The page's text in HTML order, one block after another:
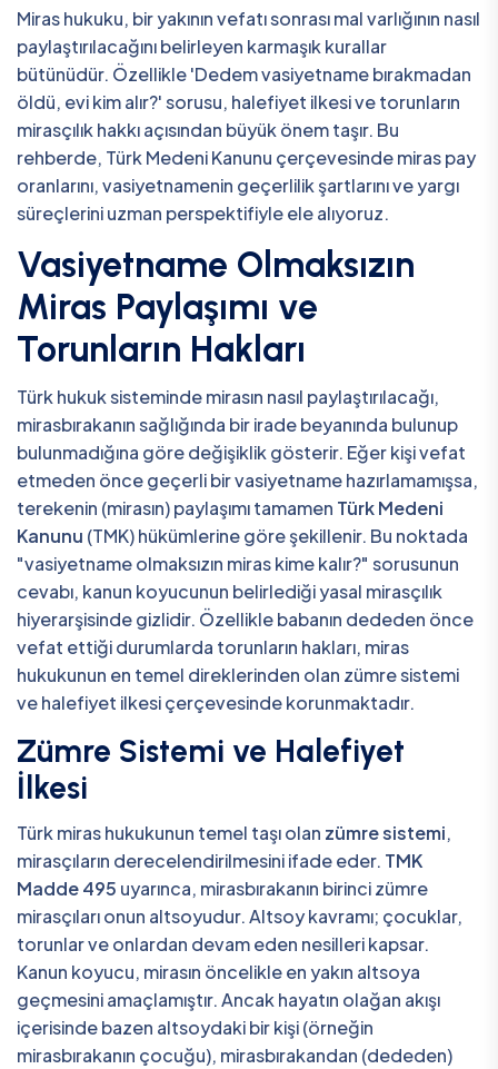
Miras hukuku, bir yakının vefatı sonrası mal varlığının nasıl
paylaştırılacağını belirleyen karmaşık kurallar
bütünüdür. Özellikle 'Dedem vasiyetname bırakmadan
öldü, evi kim alır?' sorusu, halefiyet ilkesi ve torunların
mirasçılık hakkı açısından büyük önem taşır. Bu
rehberde, Türk Medeni Kanunu çerçevesinde miras pay
oranlarını, vasiyetnamenin geçerlilik şartlarını ve yargı
süreçlerini uzman perspektifiyle ele alıyoruz.
Vasiyetname Olmaksızın
Miras Paylaşımı ve
Torunların Hakları
Türk hukuk sisteminde mirasın nasıl paylaştırılacağı,
mirasbırakanın sağlığında bir irade beyanında bulunup
bulunmadığına göre değişiklik gösterir. Eğer kişi vefat
etmeden önce geçerli bir vasiyetname hazırlamamışsa,
terekenin (mirasın) paylaşımı tamamen Türk Medeni
Kanunu (TMK) hükümlerine göre şekillenir. Bu noktada
"vasiyetname olmaksızın miras kime kalır?" sorusunun
cevabı, kanun koyucunun belirlediği yasal mirasçılık
hiyerarşisinde gizlidir. Özellikle babanın dededen önce
vefat ettiği durumlarda torunların hakları, miras
hukukunun en temel direklerinden olan zümre sistemi
ve halefiyet ilkesi çerçevesinde korunmaktadır.
Zümre Sistemi ve Halefiyet
İlkesi
Türk miras hukukunun temel taşı olan zümre sistemi,
mirasçıların derecelendirilmesini ifade eder. TMK
Madde 495 uyarınca, mirasbırakanın birinci zümre
mirasçıları onun altsoyudur. Altsoy kavramı; çocuklar,
torunlar ve onlardan devam eden nesilleri kapsar.
Kanun koyucu, mirasın öncelikle en yakın altsoya
geçmesini amaçlamıştır. Ancak hayatın olağan akışı
içerisinde bazen altsoydaki bir kişi (örneğin
mirasbırakanın çocuğu), mirasbırakandan (dededen)